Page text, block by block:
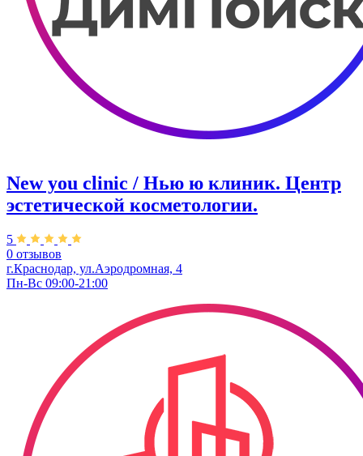
New you clinic / Нью ю клиник. ​Центр
эстетической косметологии.
5
0 отзывов
г.Краснодар, ул.Аэродромная, 4
Пн-Вс 09:00-21:00